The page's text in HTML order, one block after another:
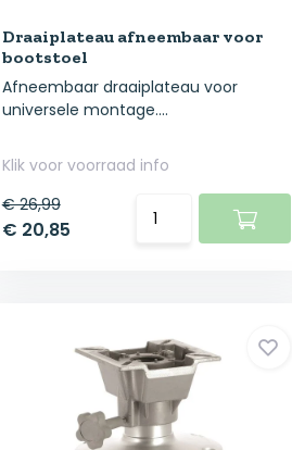
Draaiplateau afneembaar voor
bootstoel
Afneembaar draaiplateau voor
universele montage....
Klik voor voorraad info
€ 26,99
€ 20,85